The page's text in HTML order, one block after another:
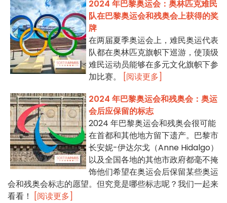
2024 年巴黎奥运会：奥林匹克难民
队在巴黎奥运会和残奥会上获得的奖
牌
在两届夏季奥运会上，难民奥运代表
队都在奥林匹克旗帜下巡游，使顶级
难民运动员能够在多元文化旗帜下参
加比赛。
[阅读更多]
2024 年巴黎奥运会和残奥会：奥运
会后应保留的标志
2024 年巴黎奥运会和残奥会很可能
在首都和其他地方留下遗产。巴黎市
长安妮-伊达尔戈（Anne Hidalgo）
以及全国各地的其他市政府都毫不掩
饰他们希望在奥运会后保留某些奥运
会和残奥会标志的愿望。但究竟是哪些标志呢？我们一起来
看看！
[阅读更多]